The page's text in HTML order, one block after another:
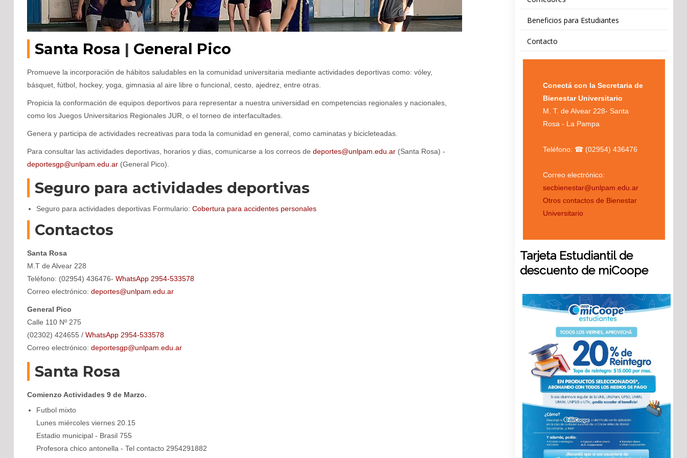
Santa Rosa | General Pico
Promueve la incorporación de hábitos saludables en la comunidad universitaria mediante actividades deportivas como: vóley,
básquet, fútbol, hockey, yoga, gimnasia al aire libre o funcional, cesto, ajedrez, entre otras.
Propicia la conformación de equipos deportivos para representar a nuestra universidad en competencias regionales y nacionales,
como los Juegos Universitarios Regionales JUR, o el torneo de interfacultades.
Genera y participa de actividades recreativas para toda la comunidad en general, como caminatas y bicicleteadas.
Para consultar las actividades deportivas, horarios y dias, comunicarse a los correos de deportes@unlpam.edu.ar(Santa Rosa) -
deportesgp@unlpam.edu.ar(General Pico).
Seguro para actividades deportivas
Seguro para actividades deportivas Formulario: Cobertura para accidentes personales
Contactos
Santa Rosa
M.T de Alvear 228
Teléfono: (02954) 436476- WhatsApp 2954-533578
Correo electrónico: deportes@unlpam.edu.ar
General Pico
Calle 110 Nº 275
(02302) 424655 / WhatsApp 2954-533578
Correo electrónico: deportesgp@unlpam.edu.ar
Santa Rosa
Comienzo Actividades 9 de Marzo.
Futbol mixto
Lunes miércoles viernes 20.15
Estadio municipal - Brasil 755
Profesora chico antonella - Tel contacto 2954291882
Beneficios para Estudiantes
Contacto
Conectá con la Secretaria de
Bienestar Universitario
M. T. de Alvear 228- Santa
Rosa - La Pampa
Teléfono: ☎ (02954) 436476
Correo electrónico:
secbienestar@unlpam.edu.ar
Otros contactos de Bienestar
Universitario
Tarjeta Estudiantil de
descuento de miCoope